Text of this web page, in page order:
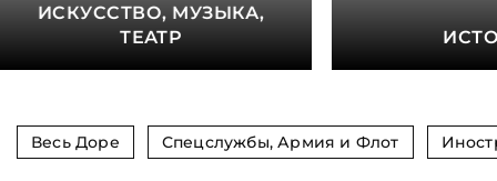
ИСКУССТВО, МУЗЫКА,
ТЕАТР
Весь Доре Спецслужбы, Армия и Флот
Язык
Обрез